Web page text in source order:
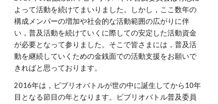
よって活動を続けてまいりました。しかし，ここ数年の
構成メンバーの増加や社会的な活動範囲の広がりに伴
い，普及活動を続けていくに際しての安定した活動資金
が必要となって参りました。そこで皆さまには，普及活
動を継続していくための金銭面での活動支援をお願いで
きればと思っております。
2016年は，ビブリオバトルが世の中に誕生してから10年
目となる節目の年となります。ビブリオバトル普及委員